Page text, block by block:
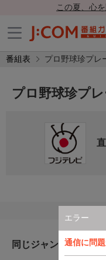
この夏、心
番組表 プロ野球珍プレ
エラー
通信に問
プロ野球珍プ
同じジャンルのおす